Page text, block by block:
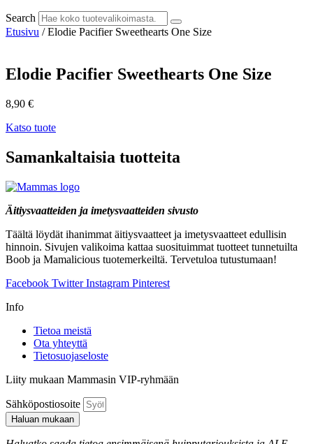
Search
Etusivu / Elodie Pacifier Sweethearts One Size
Elodie Pacifier Sweethearts One Size
8,90 €
Katso tuote
Samankaltaisia tuotteita
Äitiysvaatteiden ja imetysvaatteiden sivusto
Täältä löydät ihanimmat äitiysvaatteet ja imetysvaatteet edullisin
hinnoin. Sivujen valikoima kattaa suosituimmat tuotteet tunnetuilta
Boob ja Mamalicious tuotemerkeiltä. Tervetuloa tutustumaan!
Facebook Twitter Instagram Pinterest
Info
Tietoa meistä
Ota yhteyttä
Tietosuojaseloste
Liity mukaan Mammasin VIP-ryhmään
Sähköpostiosoite
Haluan mukaan